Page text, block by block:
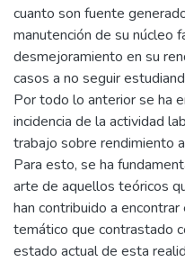
cuanto son fuente
manutención de su núcleo
desmejoramiento en su
casos a no seguir
Por todo lo anterior se ha
incidencia de la actividad
trabajo sobre rendimiento
Para esto, se ha
arte de aquellos teóricos
han contribuido a
temático que contrastado
estado actual de esta